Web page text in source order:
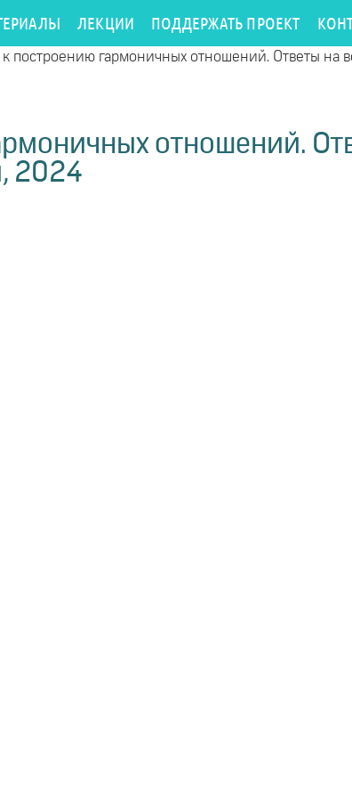
ЛЕКЦИИ ПОДДЕРЖАТЬ ПРОЕКТ
построению гармоничных отношений. Ответы на
отношений.
2024